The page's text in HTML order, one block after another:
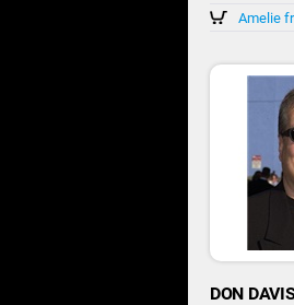
Amelie
DON